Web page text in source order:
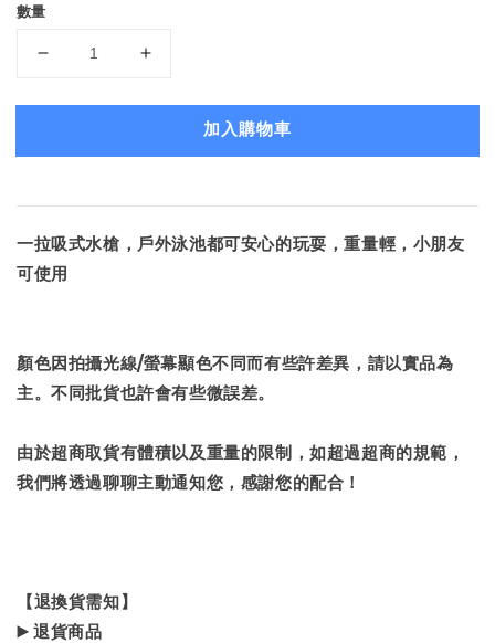
數量
加入購物車
一拉吸式水槍，戶外泳池都可安心的玩耍，重量輕，小朋友
可使用
顏色因拍攝光線/螢幕顯色不同而有些許差異，請以實品為
主。不同批貨也許會有些微誤差。
由於超商取貨有體積以及重量的限制，如超過超商的規範，
我們將透過聊聊主動通知您，感謝您的配合！
【退換貨需知】
▶️ 退貨商品